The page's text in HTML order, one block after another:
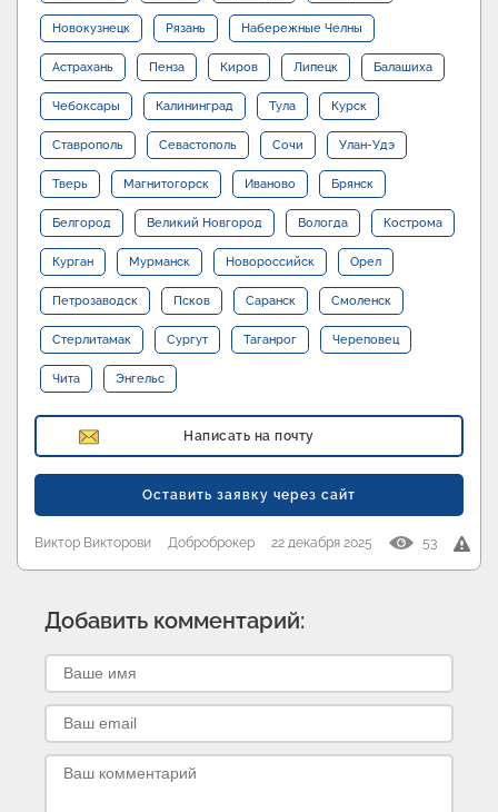
Новокузнецк Рязань Набережные Челны
Астрахань Пенза Киров Липецк Балашиха
Чебоксары Калининград Тула Курск
Ставрополь Севастополь Сочи Улан-Удэ
Тверь Магнитогорск Иваново Брянск
Белгород Великий Новгород Вологда Кострома
Курган Мурманск Новороссийск Орел
Петрозаводск Псков Саранск Смоленск
Стерлитамак Сургут Таганрог Череповец
Чита Энгельс
Написать на почту
Оставить заявку через сайт
Виктор Викторови Доброброкер 22 декабря 2025 53
Добавить комментарий: